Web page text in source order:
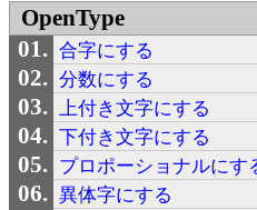
OpenType
合字にする
分数にする
上付き文字にする
下付き文字にする
プロポーショナルにす
異体字にする